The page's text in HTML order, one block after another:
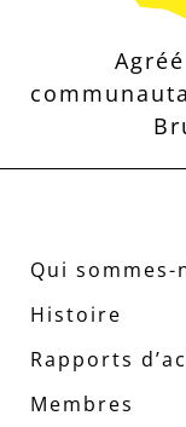
Qui sommes-
Histoire
Rapports
Membres